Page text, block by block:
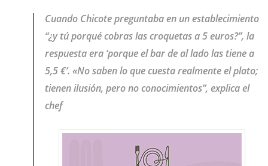
Cuando Chicote preguntaba en un establecimiento
“¿y tú porqué cobras las croquetas a 5 euros?”, la
respuesta era ‘porque el bar de al lado las tiene a
5,5 €’. «No saben lo que cuesta realmente el plato;
tienen ilusión, pero no conocimientos”, explica el
chef